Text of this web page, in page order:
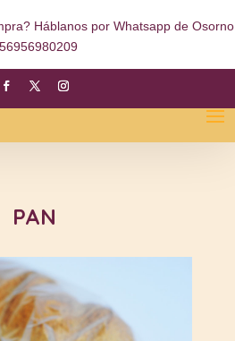
Háblanos por Whatsapp de Osorno
PAN